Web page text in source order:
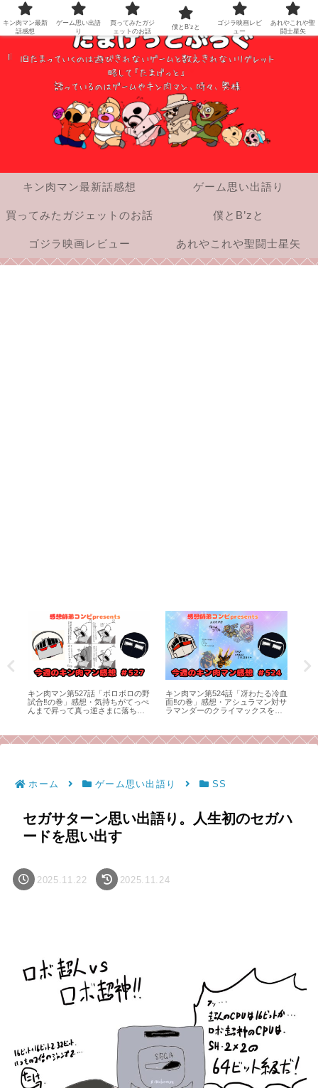
キン肉マン最新話感想 ゲーム思い出語り
買ってみたガジェットのお話 僕とB’zと
ゴジラ映画レビュー あれやこれや聖闘士星矢
キン肉マン第527話「ボロボロの野
試合‼︎の巻」感想・気持ちがてっぺ
んまで昇って真っ逆さまに落ち
キン肉マン第524話「冴わたる冷血
面‼︎の巻」感想・アシュラマン対サ
ラマンダーのクライマックスを、
ホーム ゲーム思い出語り SS
セガサターン思い出語り。人生初のセガハ
ードを思い出す
2025.11.22 2025.11.24
キン肉マン最新
話感想
ゲーム思い出語
り
買ってみたガジ
ェットのお話
僕とB’zと
ゴジラ映画レビ
ュー
あれやこれや聖
闘士星矢